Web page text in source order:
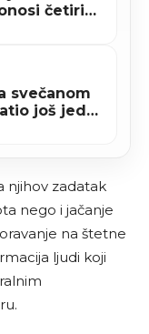
četiri
svečanom
još jednu
njihov zadatak
nego i jačanje
na štetne
ljudi koji